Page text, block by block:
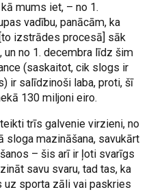
mums iet, – no 1.
vadību, panācām, ka
izstrādes procesā] sāk
no 1. decembra līdz šim
(saskaitot, cik slogs ir
ir salīdzinoši laba, proti, šī
130 miljoni eiro.
trīs galvenie virzieni, no
mazināšana, savukārt
– šis arī ir ļoti svarīgs
savu svaru, tad tas, ka
sporta zāli vai paskries